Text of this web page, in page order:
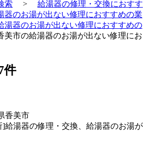
索 > 給湯器の修理・交換におすす
器のお湯が出ない修理におすすめの業
湯器のお湯が出ない修理におすすめの
美市の給湯器のお湯が出ない修理にお
件
香美市
]給湯器の修理・交換、給湯器のお湯が